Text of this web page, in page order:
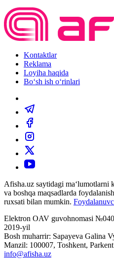
Kontaktlar
Reklama
Loyiha haqida
Bo‘sh ish o‘rinlari
Afisha.uz saytidagi ma‘lumotlarni
va boshqa maqsadlarda
ruxsati bilan mumkin.
Elektron OAV guvohnomasi
2019-yil
Bosh muharrir: Sapayeva Galina
Manzil: 100007, Toshkent,
info@afisha.uz